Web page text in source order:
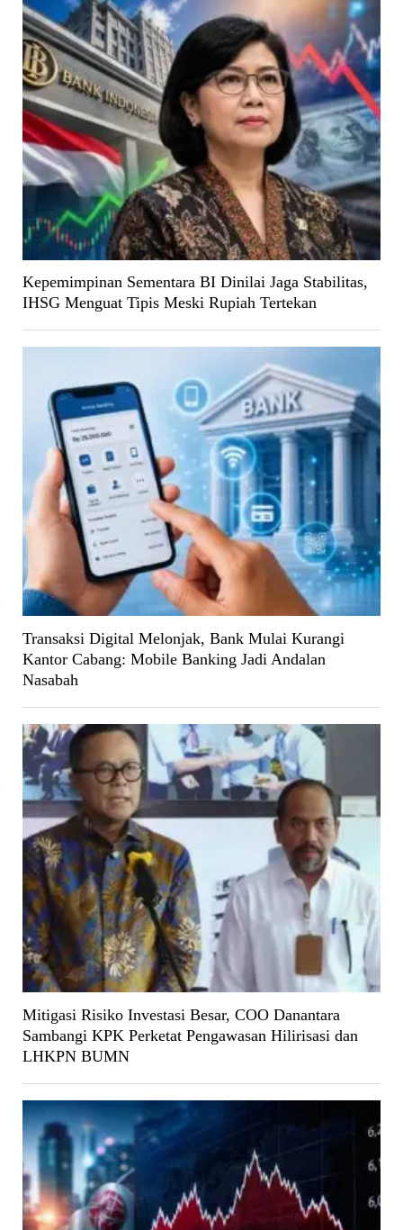
Kepemimpinan Sementara BI Dinilai Jaga Stabilitas,
IHSG Menguat Tipis Meski Rupiah Tertekan
Transaksi Digital Melonjak, Bank Mulai Kurangi
Kantor Cabang: Mobile Banking Jadi Andalan
Nasabah
Mitigasi Risiko Investasi Besar, COO Danantara
Sambangi KPK Perketat Pengawasan Hilirisasi dan
LHKPN BUMN